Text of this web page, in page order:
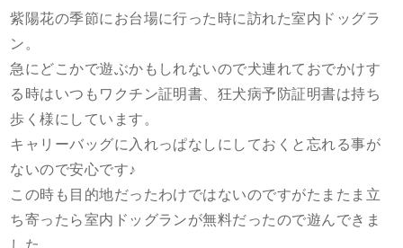
紫陽花の季節にお台場に行った時に訪れた室内ドッグラ
ン。
急にどこかで遊ぶかもしれないので犬連れておでかけす
る時はいつもワクチン証明書、狂犬病予防証明書は持ち
歩く様にしています。
キャリーバッグに入れっぱなしにしておくと忘れる事が
ないので安心です♪
この時も目的地だったわけではないのですがたまたま立
ち寄ったら室内ドッグランが無料だったので遊んできま
した。